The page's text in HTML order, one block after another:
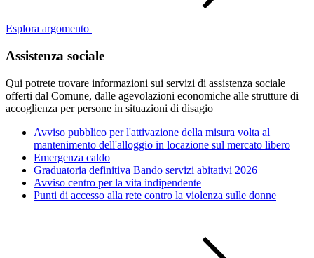
Esplora argomento
Assistenza sociale
Qui potrete trovare informazioni sui servizi di assistenza sociale
offerti dal Comune, dalle agevolazioni economiche alle strutture di
accoglienza per persone in situazioni di disagio
Avviso pubblico per l'attivazione della misura volta al
mantenimento dell'alloggio in locazione sul mercato libero
Emergenza caldo
Graduatoria definitiva Bando servizi abitativi 2026
Avviso centro per la vita indipendente
Punti di accesso alla rete contro la violenza sulle donne